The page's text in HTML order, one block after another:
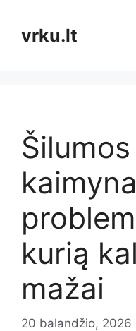
turiniovrku.lt
kurią
mažai
20 balandžio, 2026